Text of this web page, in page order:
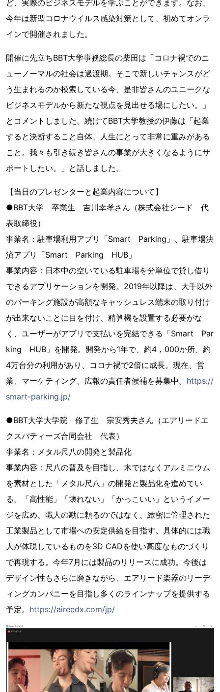
ど、実際のビジネスモデルを学ぶことができます。なお、
今年は新型コロナウイルス感染対策として、初めてオンラ
インで開催されました。
開催に先立ちBBT大学事務総長の柴田は「コロナ禍でのニ
ューノーマルの社会は過渡期。そこで新しいチャンスがど
う生まれるのか模索している今、是非皆さんのユニークな
ビジネスモデルから新たな視点を見出せる場にしたい。」
とコメントしました。続けてBBT大学教授の伊藤は「起業
すると決断すること自体、人生にとって非常に重みがある
こと。我々も引き続き皆さんの事業が大きくなるようにサ
ポートしたい。」と話しました。
【当日のプレゼンターと起業内容について】
●BBT大学 卒業生 吉川幸孝さん（株式会社シード 代
表取締役）
事業名：駐車場利用アプリ「Smart Parking」、駐車場決
済アプリ「Smart Parking HUB」
事業内容：日本中の空いている駐車場を分単位で貸し借り
できるアプリケーションを開発。2019年以降は、大手以外
のパーキング施設が高額なキャッシュレス端末の取り付け
が出来ないことに目を付け、精算機を設置する必要がな
く、ユーザーがアプリで支払いを完結できる「Smart Par
king HUB」を開発。開発から1年で、約4，000か所、約
4万台分の利用があり、コロナ禍で2倍に成長。現在、営
業、マーケティング、広報の責任者候補を募集中。 https://
smart-parking.jp/
●BBT大学大学院 修了生 宗安秀夫さん（エアリードエ
クスパティーズ合同会社 代表）
事業名：メタル尺八の開発と製品化
事業内容：尺八の普及を目指し、木ではなくアルミニウム
を素材とした「メタル尺八」の開発と製品化を進めてい
る。「高性能」「壊れない」「かっこいい」というイメー
ジを広め、職人の勘に頼るのではなく、緻密に管理された
工業製品として市場への安定供給を目指す。具体的には職
人が体現しているものを3D CADを使い高度なものづくり
で再現する。今年7月には製品のリリースに成功。今後は
デザイン性もさらに磨きながら、エアリード楽器のリーデ
ィングカンパニーを目指し多くのラインナップを提供する
予定。 https://aireedx.com/jp/